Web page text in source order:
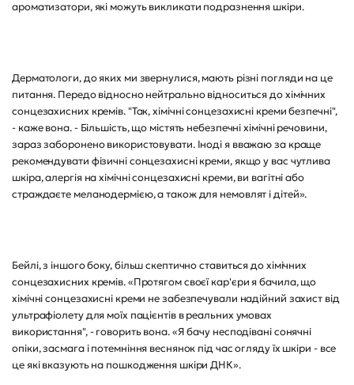
ароматизатори, які можуть викликати подразнення шкіри.
Дерматологи, до яких ми звернулися, мають різні погляди на це
питання. Передо відносно нейтрально відноситься до хімічних
сонцезахисних кремів. "Так, хімічні сонцезахисні креми безпечні",
- каже вона. - Більшість, що містять небезпечні хімічні речовини,
зараз заборонено використовувати. Іноді я вважаю за краще
рекомендувати фізичні сонцезахисні креми, якщо у вас чутлива
шкіра, алергія на хімічні сонцезахисні креми, ви вагітні або
страждаєте меланодермією, а також для немовлят і дітей».
Бейлі, з іншого боку, більш скептично ставиться до хімічних
сонцезахисних кремів. «Протягом своєї кар'єри я бачила, що
хімічні сонцезахисні креми не забезпечували надійний захист від
ультрафіолету для моїх пацієнтів в реальних умовах
використання", - говорить вона. «Я бачу несподівані сонячні
опіки, засмага і потемніння веснянок під час огляду їх шкіри - все
це які вказують на пошкодження шкіри ДНК».